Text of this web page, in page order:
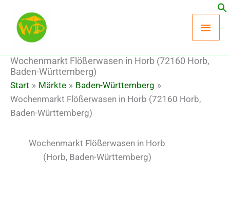
Inhalt
springen
Wochenmarkt Flößerwasen in Horb (72160 Horb,
Baden-Württemberg)
Start Märkte
Baden-Württemberg
Wochenmarkt Flößerwasen in Horb (72160 Horb,
Baden-Württemberg)
Wochenmarkt Flößerwasen in Horb
(Horb, Baden-Württemberg)